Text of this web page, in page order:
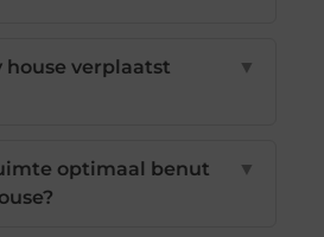
house verplaatst
▼
optimaal benut
▼